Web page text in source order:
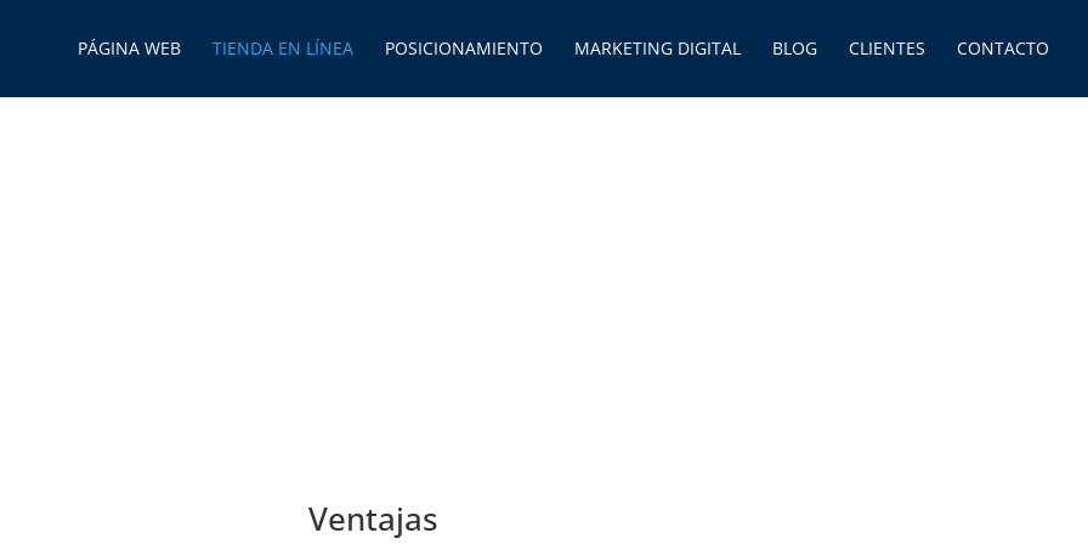
PÁGINA WEB TIENDA EN LÍNEA POSICIONAMIENTO MARKETING DIGITAL BLOG CLIENTES CONTACTO
Ventajas